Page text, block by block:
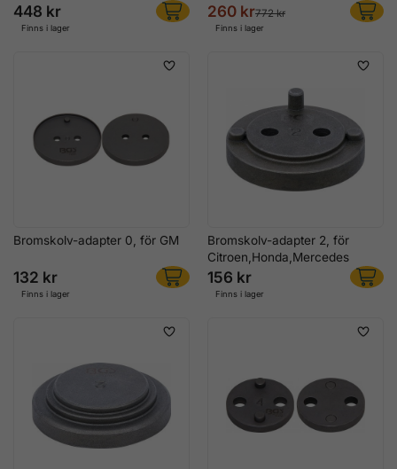
448 kr
Finns i lager
260 kr772 kr
Finns i lager
Bromskolv-adapter 0, för GM
132 kr
Finns i lager
Bromskolv-adapter 2, för
Citroen,Honda,Mercedes
156 kr
Finns i lager